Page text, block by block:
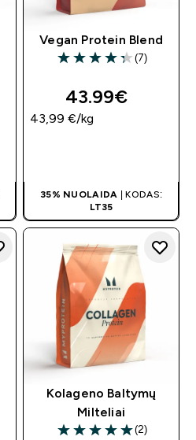
Vegan Protein Blend
4.29 out of 5 stars
(7)
43.99€‎
43,99 €‎/kg
35% NUOLAIDA | KODAS:
LT35
Kolageno Baltymų
Milteliai
(2)